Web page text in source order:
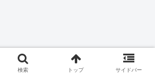
検索 トップ サイドバー